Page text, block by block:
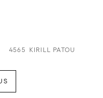
4565 KIRILL PATOU